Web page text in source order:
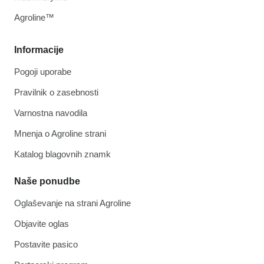
GB0254
GD1037
700-01079
GA5794
G10013
G10103
G10323
GD9254
GA2020
GB0278
GD1039
GD10993
G10640
G10620
Informacije
Pogoji uporabe
Pravilnik o zasebnosti
Varnostna navodila
Mnenja o Agroline strani
Katalog blagovnih znamk
Naše ponudbe
Oglaševanje na strani Agroline
Objavite oglas
Postavite pasico
Agroline™